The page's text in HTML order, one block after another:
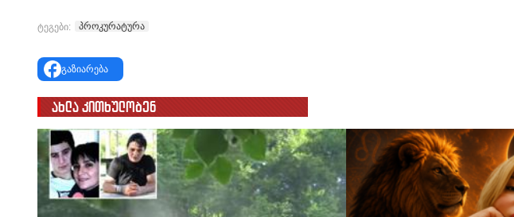
ტეგები: პროკურატურა
გაზიარება
ახლა კითხულობენ